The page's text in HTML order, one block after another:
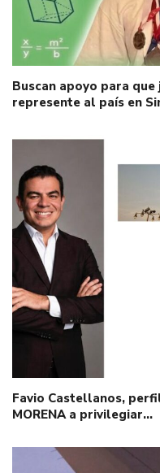
Buscan apoyo para
represente al país en
Favio Castellanos,
MORENA a privilegiar…